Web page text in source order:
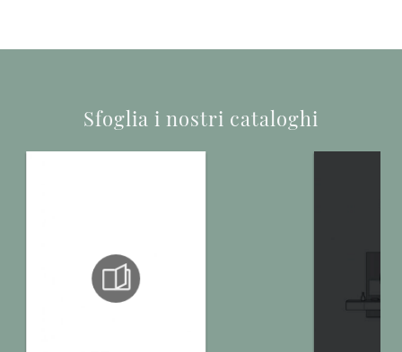
Sfoglia i nostri cataloghi